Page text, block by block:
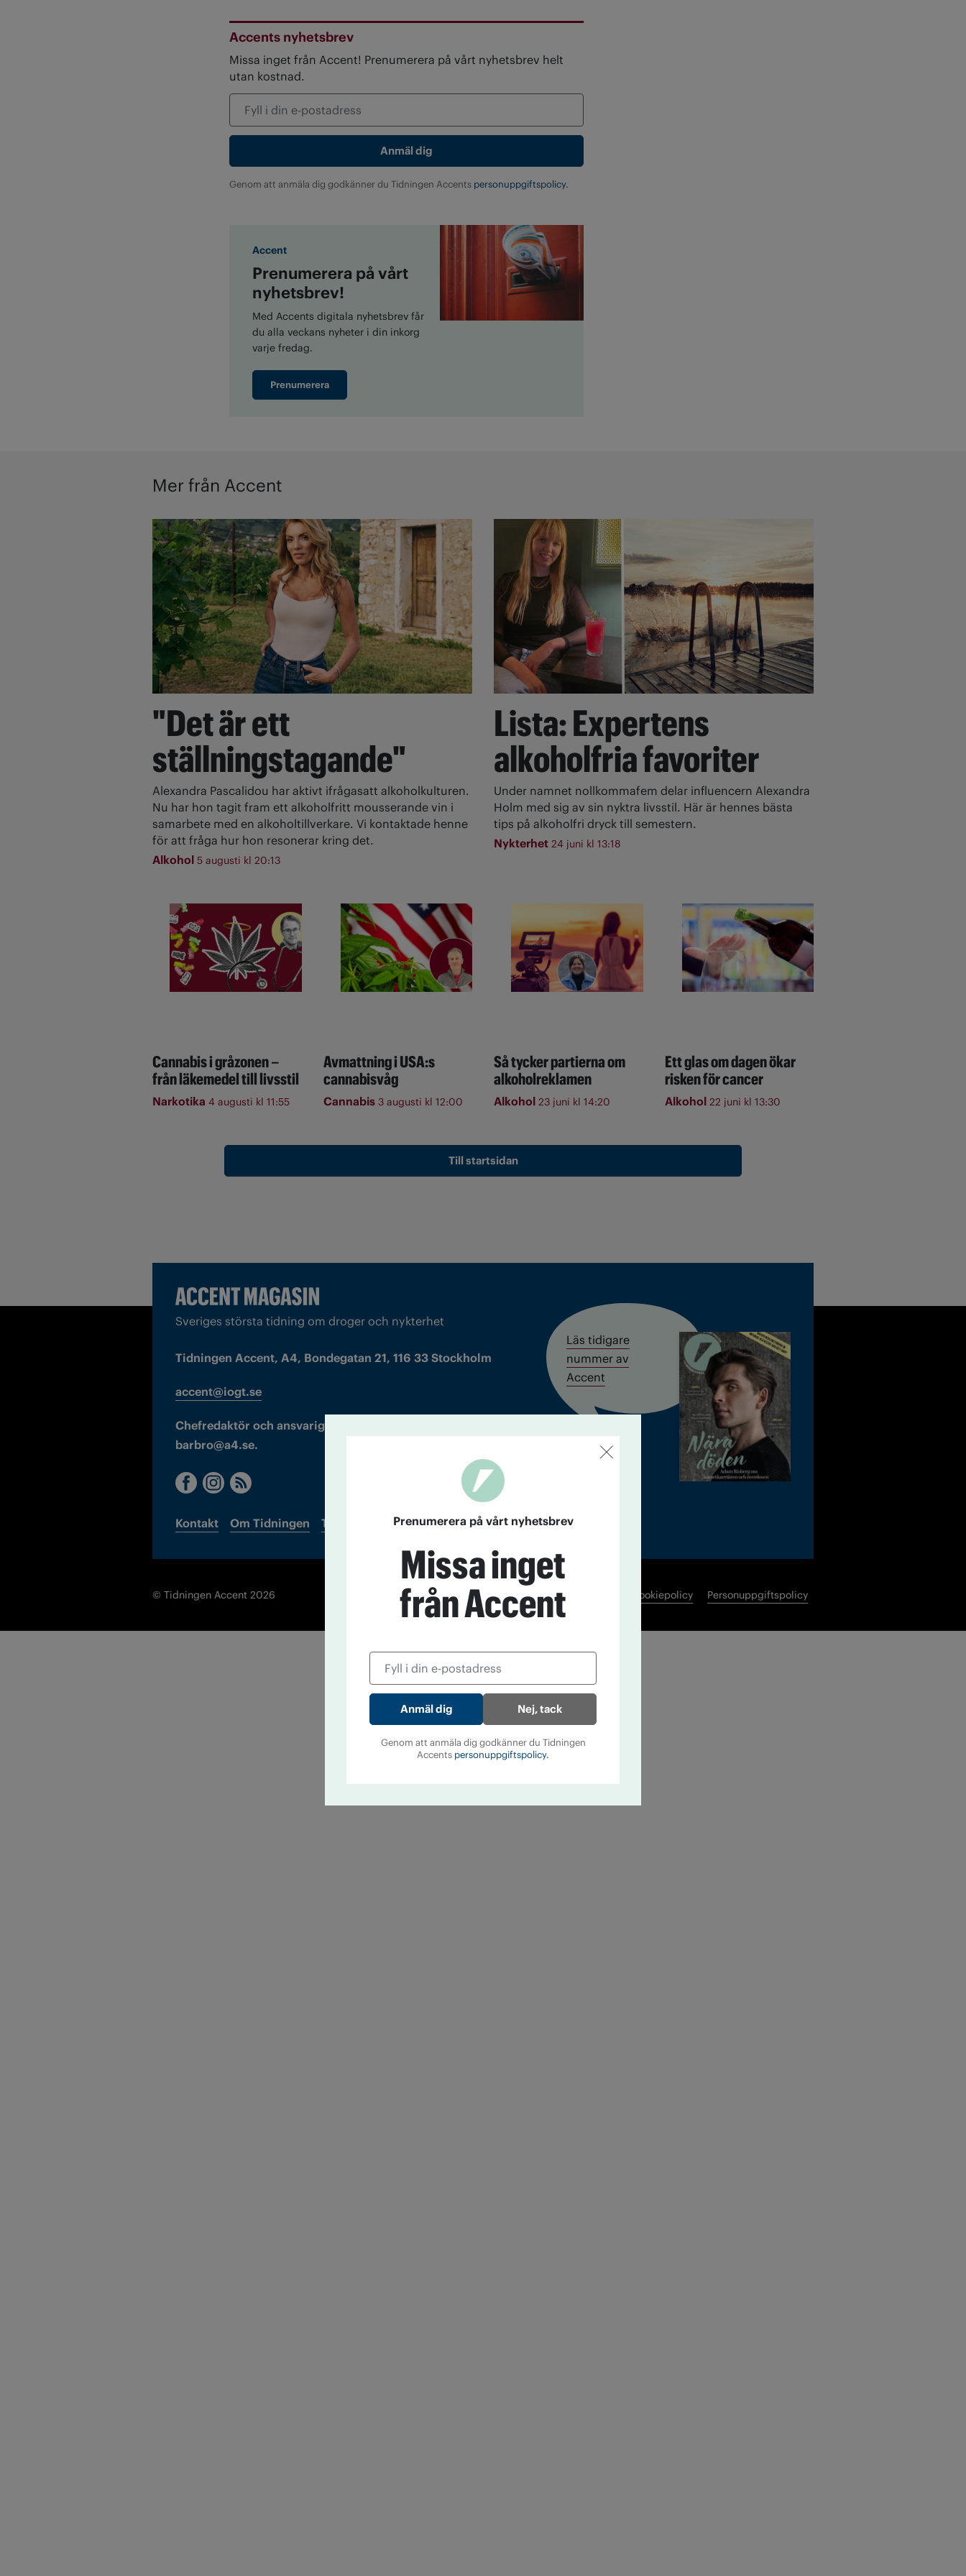
Accents nyhetsbrev
Missa inget från Accent! Prenumerera på vårt nyhetsbrev helt
utan kostnad.
Genom att anmäla dig godkänner du Tidningen Accents personuppgiftspolicy.
Accent
Prenumerera på vårt
nyhetsbrev!
Med Accents digitala nyhetsbrev får
du alla veckans nyheter i din inkorg
varje fredag.
Prenumerera
Mer från Accent
"Det är ett
ställningstagande"
Alexandra Pascalidou har aktivt ifrågasatt alkoholkulturen.
Nu har hon tagit fram ett alkoholfritt mousserande vin i
samarbete med en alkoholtillverkare. Vi kontaktade henne
för att fråga hur hon resonerar kring det.
Alkohol 5 augusti kl 20:13
Cannabis i gråzonen –
från läkemedel till livsstil
Narkotika 4 augusti kl 11:55
Avmattning i USA:s
cannabisvåg
Cannabis 3 augusti kl 12:00
Lista: Expertens
alkoholfria favoriter
Under namnet nollkommafem delar influencern Alexandra
Holm med sig av sin nyktra livsstil. Här är hennes bästa
tips på alkoholfri dryck till semestern.
Nykterhet 24 juni kl 13:18
Så tycker partierna om
alkoholreklamen
Alkohol 23 juni kl 14:20
Ett glas om dagen ökar
risken för cancer
Alkohol 22 juni kl 13:30
Till startsidan
Sveriges största tidning om droger och nykterhet
Tidningen Accent, A4, Bondegatan 21, 116 33 Stockholm
accent@iogt.se
Chefredaktör och ansvarig utgivare: Barbro Janson Lundkvist,
barbro@a4.se.
Kontakt Om Tidningen Tidningsarkiv In English
Läs tidigare
nummer av
Accent
© Tidningen Accent 2026 Cookiepolicy Personuppgiftspolicy
Prenumerera på vårt nyhetsbrev
Missa inget
från Accent
Nej, tack
Genom att anmäla dig godkänner du Tidningen
Accents personuppgiftspolicy.